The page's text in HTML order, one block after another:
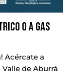
o a gas
Acércate a
de Aburrá